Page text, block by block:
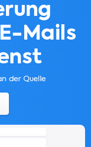
Mails
der Quelle